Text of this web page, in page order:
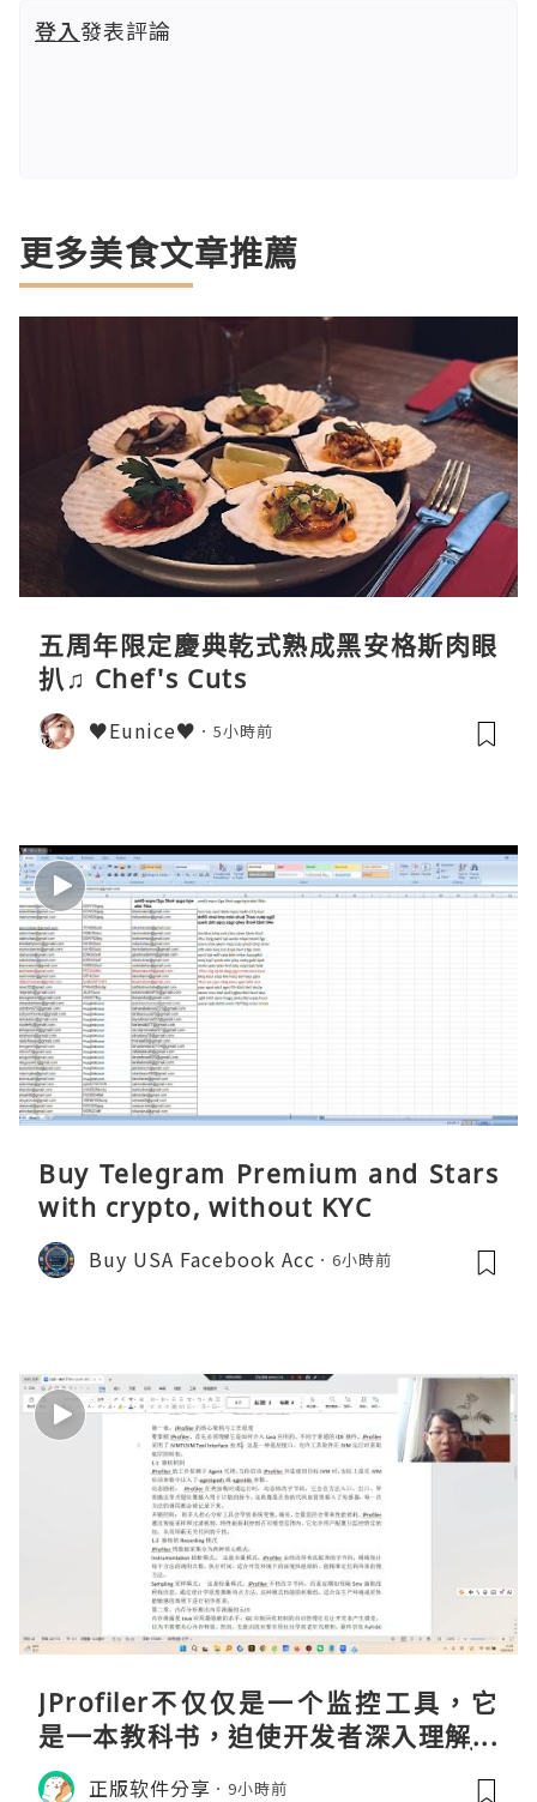
登入發表評論
更多美食文章推薦
五周年限定慶典乾式熟成黑安格斯肉眼
扒♫ Chef's Cuts
♥Eunice♥ 5小時前
Buy Telegram Premium and Stars
with crypto, without KYC
Buy USA Facebook Acc 6小時前
JProfiler不仅仅是一个监控工具，它
是一本教科书，迫使开发者深入理解JV
M的内存模型、垃圾回收机制和并发原
正版软件分享 9小時前